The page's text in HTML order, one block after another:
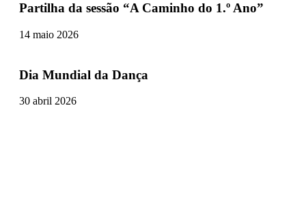
Partilha da sessão “A Caminho do 1.º Ano”
14 maio 2026
Dia Mundial da Dança
30 abril 2026